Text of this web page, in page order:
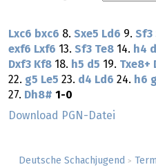
Deutsche Schachjugend >
Lxc6 bxc6 8. Sxe5 Ld6 9. Sf3
exf6 Lxf6 13. Sf3 Te8 14. h4
Dxf3 Kf8 18. h5 d5 19. Txe8+
22. g5 Le5 23. d4 Ld6 24. h6
27. Dh8# 1-0
Download PGN-Datei